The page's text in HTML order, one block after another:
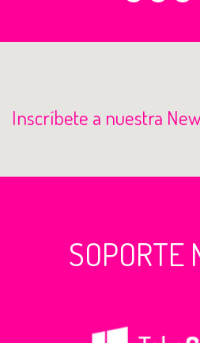
Inscríbete a nuestra
SOPORTE